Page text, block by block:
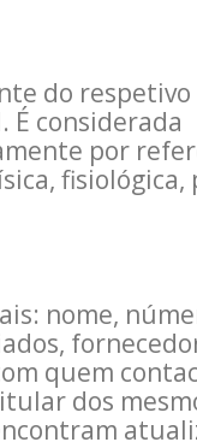
do
considerada
por
fisiológica,
nome,
quem
dos